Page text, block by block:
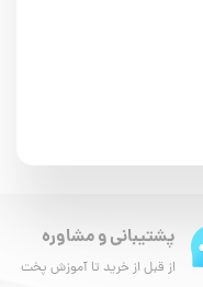
پشتیبانی و مشاوره
از قبل از خرید تا آموزش پخت